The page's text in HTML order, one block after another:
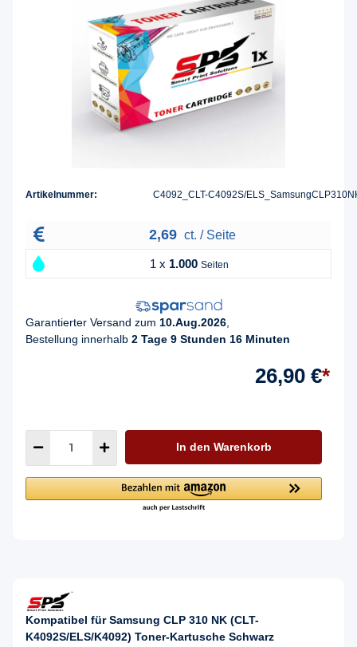
Artikelnummer: C4092_CLT-C4092S/
2,69 ct. / Seite
1 x 1.000 Seiten
Garantierter Versand zum 10.Aug.2026
Bestellung innerhalb 2 Tage 9 Stunden 16 Minuten
26,90 €*
In den Warenkorb
Kompatibel für Samsung CLP 310 NK (CLT-
K4092S/ELS/K4092) Toner-Kartusche Schwarz